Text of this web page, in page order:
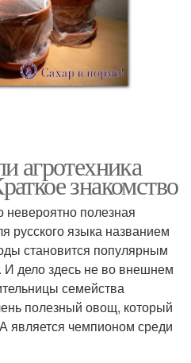
агротехника
знакомство
полезная
русского языка названием
становится популярным
дело здесь не во внешнем
семейства
полезный овощ, который
является чемпионом среди